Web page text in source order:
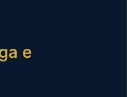
e